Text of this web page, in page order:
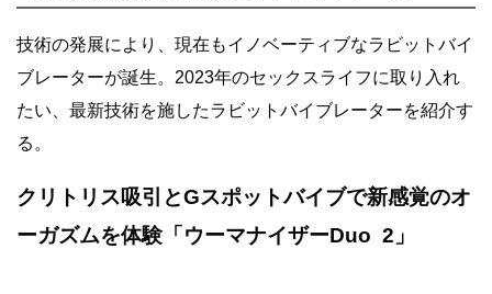
技術の発展により、現在もイノベーティブなラビットバイ
ブレーターが誕生。2023年のセックスライフに取り入れ
たい、最新技術を施したラビットバイブレーターを紹介す
る。
クリトリス吸引とGスポットバイブで新感覚のオ
ーガズムを体験「ウーマナイザーDuo 2」